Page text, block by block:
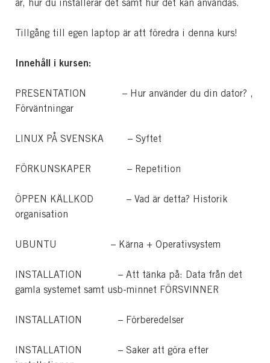
är, hur du installerar det samt hur det kan användas.
Tillgång till egen laptop är att föredra i denna kurs!
Innehåll i kursen:
PRESENTATION – Hur använder du din dator? ,
Förväntningar
LINUX PÅ SVENSKA – Syftet
FÖRKUNSKAPER – Repetition
ÖPPEN KÄLLKOD – Vad är detta? Historik
organisation
UBUNTU – Kärna + Operativsystem
INSTALLATION – Att tänka på: Data från det
gamla systemet samt usb-minnet FÖRSVINNER
INSTALLATION – Förberedelser
INSTALLATION – Saker att göra efter